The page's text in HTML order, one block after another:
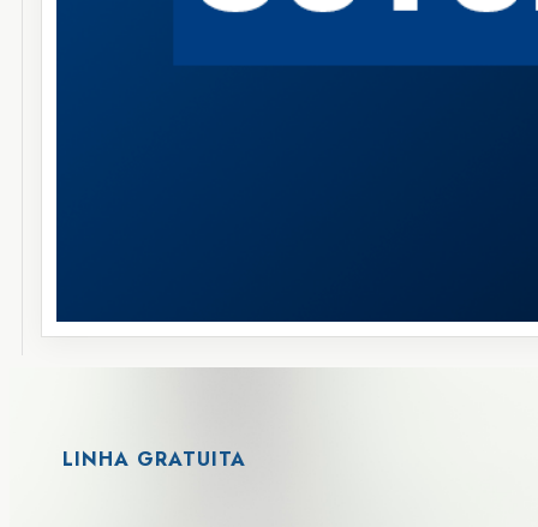
LINHA GRATUITA